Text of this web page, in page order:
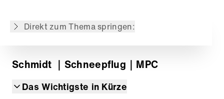
Direkt zum Thema springen:
Zurück zur Übersicht
Schmidt ｜Schneepflug ｜MPC
Das Wichtigste in Kürze